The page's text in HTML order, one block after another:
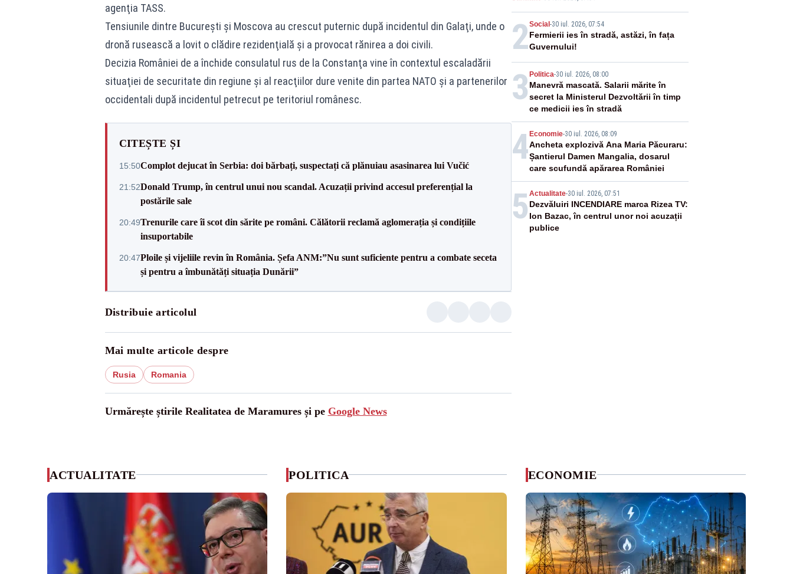
agenţia TASS.
Tensiunile dintre Bucureşti şi Moscova au crescut puternic după incidentul din Galaţi, unde o
dronă rusească a lovit o clădire rezidenţială şi a provocat rănirea a doi civili.
Decizia României de a închide consulatul rus de la Constanţa vine în contextul escaladării
situaţiei de securitate din regiune şi al reacţiilor dure venite din partea NATO şi a partenerilor
occidentali după incidentul petrecut pe teritoriul românesc.
CITEȘTE ȘI
15:50Complot dejucat în Serbia: doi bărbați, suspectați că plănuiau asasinarea lui Vučić
21:52Donald Trump, în centrul unui nou scandal. Acuzații privind accesul preferențial la
postările sale
20:49Trenurile care îi scot din sărite pe români. Călătorii reclamă aglomerația și condițiile
insuportabile
20:47Ploile și vijeliile revin în România. Șefa ANM:”Nu sunt suficiente pentru a combate seceta
și pentru a îmbunătăți situația Dunării”
Distribuie articolul
Mai multe articole despre
Rusia Romania
Urmărește știrile Realitatea de Maramures și pe Google News
2Social-30 iul. 2026, 07:54
Fermierii ies în stradă, astăzi, în fața
Guvernului!
3 Politica-30 iul. 2026, 08:00
Manevră mascată. Salarii mărite în
secret la Ministerul Dezvoltării în timp
ce medicii ies în stradă
4Economie-30 iul. 2026, 08:09
Ancheta explozivă Ana Maria Păcuraru:
Șantierul Damen Mangalia, dosarul
care scufundă apărarea României
5 Actualitate-30 iul. 2026, 07:51
Dezvăluiri INCENDIARE marca Rizea TV:
Ion Bazac, în centrul unor noi acuzații
publice
ACTUALITATE POLITICA ECONOMIE